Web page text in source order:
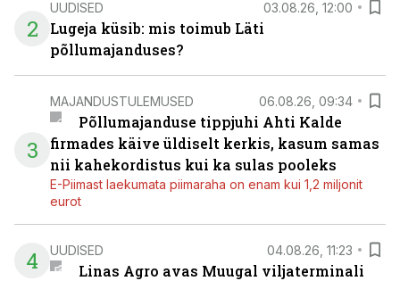
2
UUDISED 03.08.26, 12:00
Lugeja küsib: mis toimub Läti
põllumajanduses?
3
MAJANDUSTULEMUSED 06.08.26, 09:34
Põllumajanduse tippjuhi Ahti Kalde
firmades käive üldiselt kerkis, kasum samas
nii kahekordistus kui ka sulas pooleks
E-Piimast laekumata piimaraha on enam kui 1,2 miljonit
eurot
4 UUDISED 04.08.26, 11:23
Linas Agro avas Muugal viljaterminali